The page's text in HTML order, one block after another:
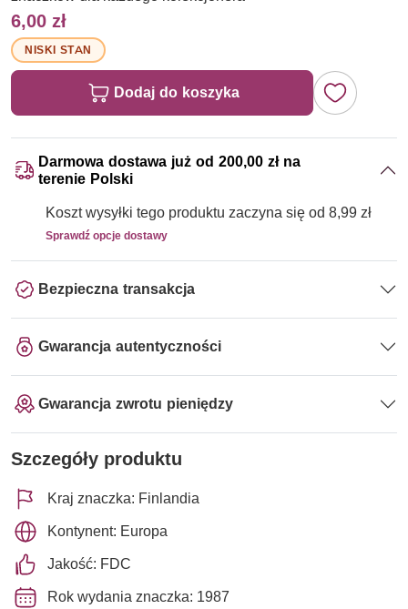
6,00 zł
NISKI STAN
Dodaj do koszyka
Darmowa dostawa już od 200,00 zł na
terenie Polski
Koszt wysyłki tego produktu zaczyna się od 8,99 zł
Sprawdź opcje dostawy
Bezpieczna transakcja
Gwarancja autentyczności
Gwarancja zwrotu pieniędzy
Szczegóły produktu
Kraj znaczka: Finlandia
Kontynent: Europa
Jakość: FDC
Rok wydania znaczka: 1987